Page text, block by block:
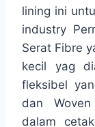
lining ini
industry
Serat Fibre
kecil yag
fleksibel
dan
dalam